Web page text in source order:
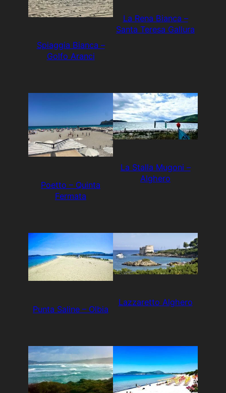
Spiaggia Bianca –
Golfo Aranci
La Rena Bianca –
Santa Teresa Gallura
Poetto – Quinta
Fermata
La Stalla Mugoni –
Alghero
Punta Saline – Olbia
Lazzaretto Alghero